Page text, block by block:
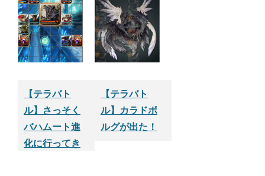
を回したよ
【テラバト
ル】さっそく
バハムート進
化に行ってき
【テラバト
ル】カラドボ
ルグが出た！